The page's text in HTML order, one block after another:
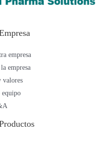
empresa
empresa
valores
equipo